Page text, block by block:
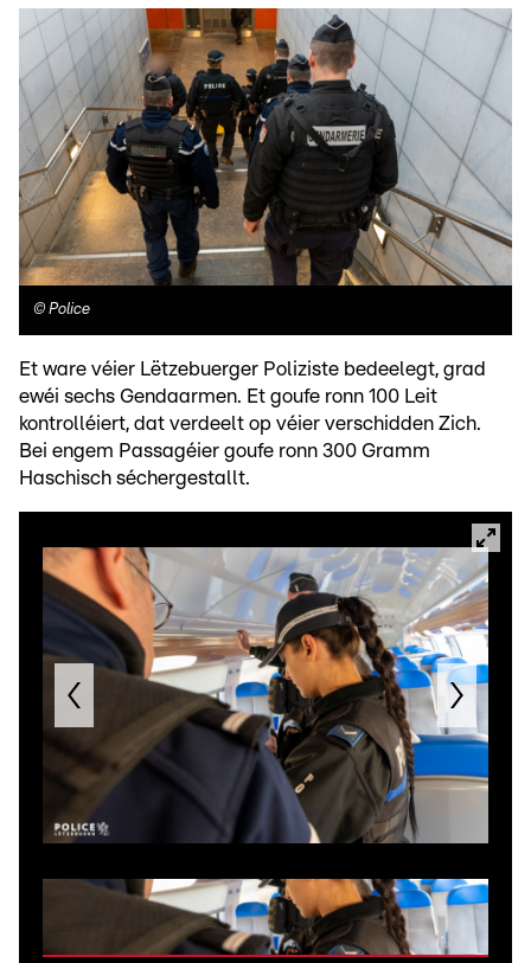
© Police
Et ware véier Lëtzebuerger Poliziste bedeelegt, grad
ewéi sechs Gendaarmen. Et goufe ronn 100 Leit
kontrolléiert, dat verdeelt op véier verschidden Zich.
Bei engem Passagéier goufe ronn 300 Gramm
Haschisch séchergestallt.